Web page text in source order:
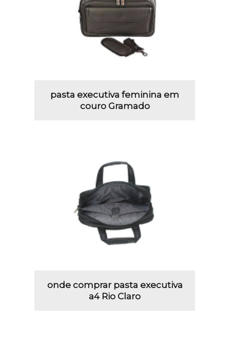
pasta executiva feminina em
couro Gramado
onde comprar pasta executiva
a4 Rio Claro